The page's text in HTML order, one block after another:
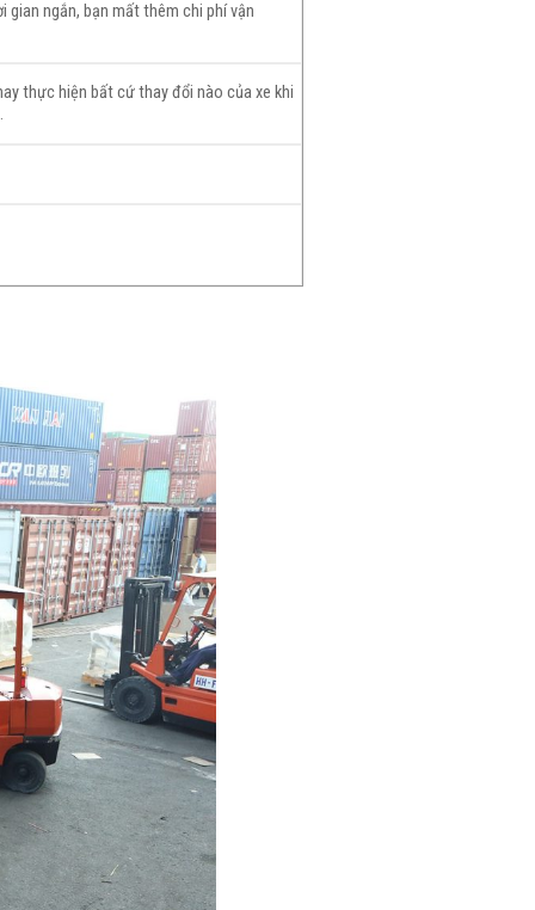
gian ngắn, bạn mất thêm chi phí vận
thực hiện bất cứ thay đổi nào của xe khi